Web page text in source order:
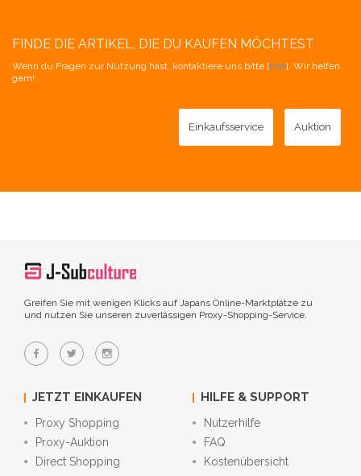
FINDE DIE ARTIKEL, DIE DU KAUFEN MÖCHTEST
Wenn du Fragen zur Nutzung hast, kontaktiere uns bitte [hier]. Wir helfen
gern!
Einkaufsservice Auktion
Greifen Sie mit wenigen Klicks auf Japans Online-Marktplätze zu
und nutzen Sie unseren zuverlässigen Proxy-Shopping-Service.
JETZT EINKAUFEN
Proxy Shopping
Proxy-Auktion
Direct Shopping
HILFE & SUPPORT
Nutzerhilfe
FAQ
Kostenübersicht